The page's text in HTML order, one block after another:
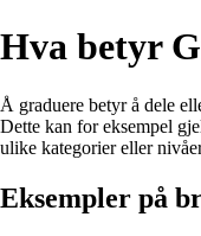
Hva betyr
Å graduere betyr å dele
Dette kan for eksempel
ulike kategorier eller
Eksempler på